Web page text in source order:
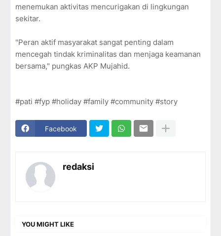
menemukan aktivitas mencurigakan di lingkungan
sekitar.
"Peran aktif masyarakat sangat penting dalam
mencegah tindak kriminalitas dan menjaga keamanan
bersama," pungkas AKP Mujahid.
#pati #fyp #holiday #family #community #story
Facebook
redaksi
YOU MIGHT LIKE